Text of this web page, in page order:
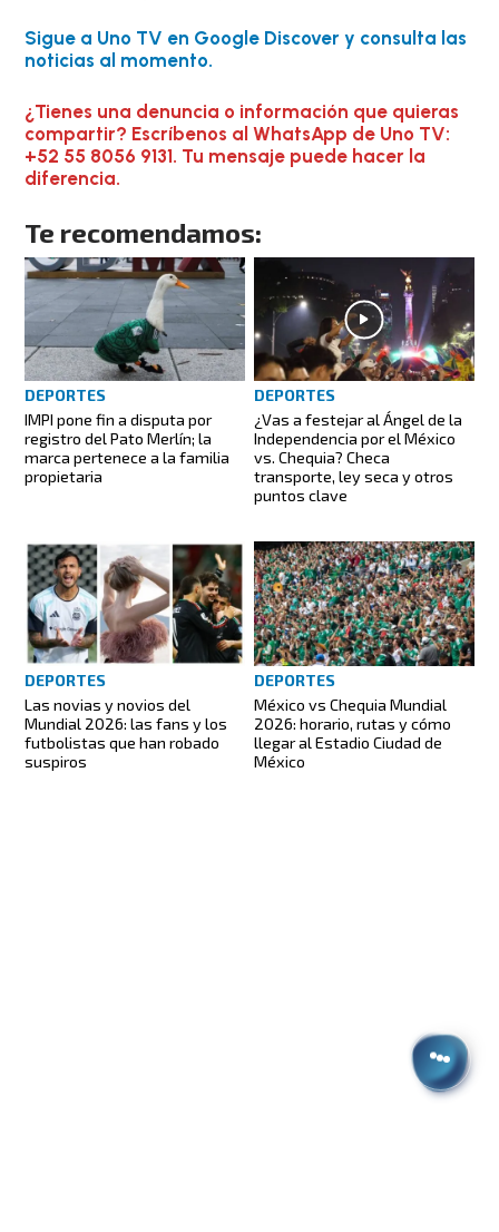
Sigue a Uno TV en Google Discover y consulta las
noticias al momento.
¿Tienes una denuncia o información que quieras
compartir? Escríbenos al WhatsApp de Uno TV:
+52 55 8056 9131. Tu mensaje puede hacer la
diferencia.
Te recomendamos:
DEPORTES
IMPI pone fin a disputa por
registro del Pato Merlín; la
marca pertenece a la familia
propietaria
DEPORTES
¿Vas a festejar al Ángel de la
Independencia por el México
vs. Chequia? Checa
transporte, ley seca y otros
puntos clave
DEPORTES
Las novias y novios del
Mundial 2026: las fans y los
futbolistas que han robado
suspiros
DEPORTES
México vs Chequia Mundial
2026: horario, rutas y cómo
llegar al Estadio Ciudad de
México